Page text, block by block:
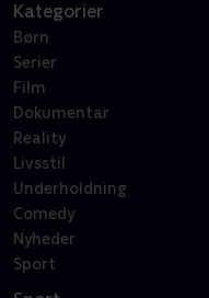
Kategorier
Børn
Serier
Film
Dokumentar
Reality
Livsstil
Underholdning
Comedy
Nyheder
Sport